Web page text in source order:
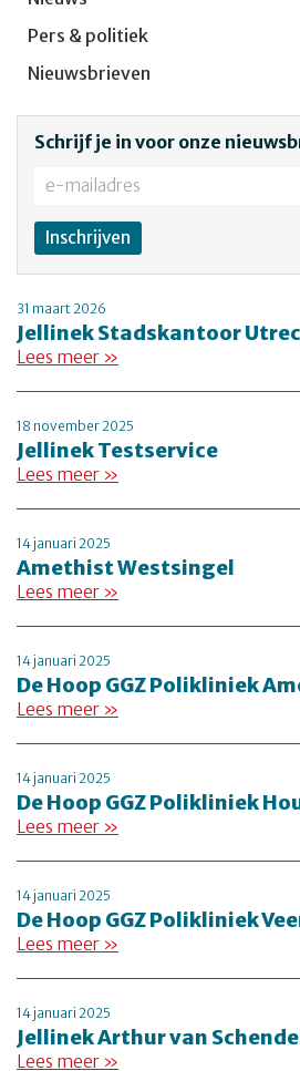
Pers & politiek
Nieuwsbrieven
Schrijf je in voor onze
31 maart 2026
Jellinek Stadskantoor
Lees meer »
18 november 2025
Jellinek Testservice
Lees meer »
14 januari 2025
Amethist Westsingel
Lees meer »
14 januari 2025
De Hoop GGZ Polikliniek
Lees meer »
14 januari 2025
De Hoop GGZ Polikliniek
Lees meer »
14 januari 2025
De Hoop GGZ Polikliniek
Lees meer »
14 januari 2025
Jellinek Arthur van
Lees meer »